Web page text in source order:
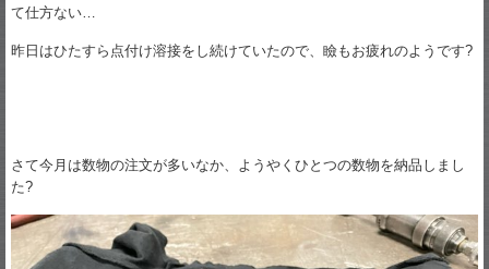
て仕方ない…
昨日はひたすら点付け溶接をし続けていたので、瞼もお疲れのようです?
さて今月は数物の注文が多いなか、ようやくひとつの数物を納品しまし
た?